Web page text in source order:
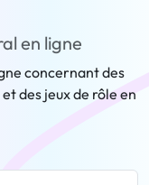
en ligne
concernant des
des jeux de rôle en